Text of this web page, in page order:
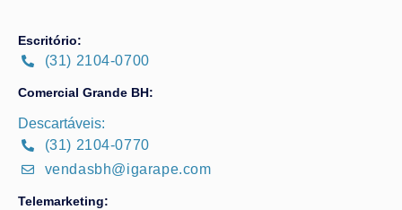
Escritório:
(31) 2104-0700
Comercial Grande BH:
Descartáveis:
(31) 2104-0770
vendasbh@igarape.com
Telemarketing: